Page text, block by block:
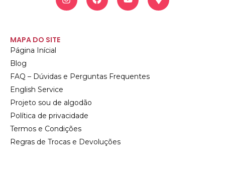
s
c
u
p
MAPA DO SITE
Página Inícial
Blog
FAQ – Dúvidas e Perguntas Frequentes
English Service
Projeto sou de algodão
Política de privacidade
Termos e Condições
Regras de Trocas e Devoluções